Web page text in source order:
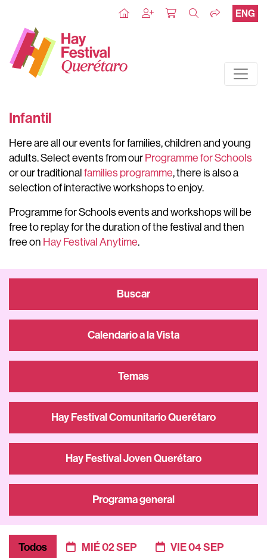
ENG
Infantil
Here are all our events for families, children and young
adults. Select events from our Programme for Schools
or our traditional families programme, there is also a
selection of interactive workshops to enjoy.
Programme for Schools events and workshops will be
free to replay for the duration of the festival and then
free on Hay Festival Anytime.
Buscar
Calendario a la Vista
Temas
Hay Festival Comunitario Querétaro
Hay Festival Joven Querétaro
Programa general
Todos MIÉ 02 SEP
VIE 04 SEP